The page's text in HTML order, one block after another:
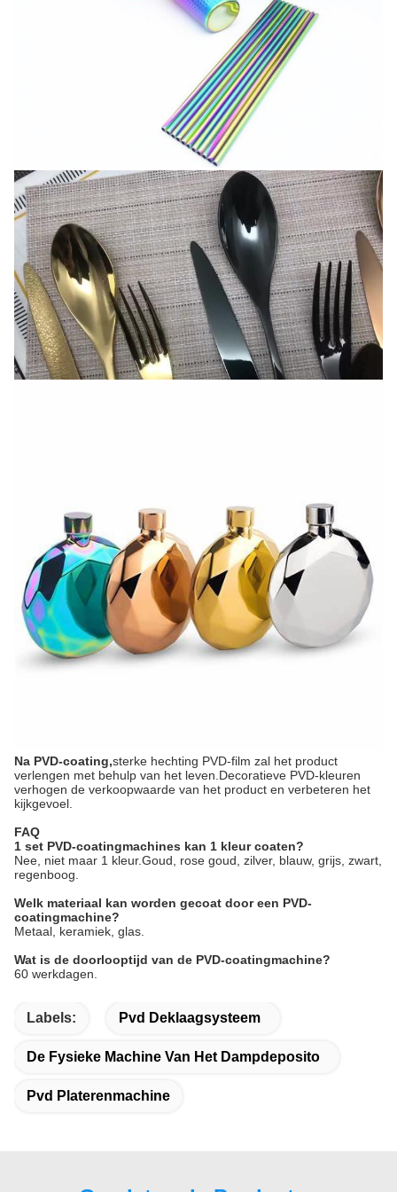
Na PVD-coating,sterke hechting PVD-film zal het product
verlengen met behulp van het leven.Decoratieve PVD-kleuren
verhogen de verkoopwaarde van het product en verbeteren het
kijkgevoel.
FAQ
1 set PVD-coatingmachines kan 1 kleur coaten?
Nee, niet maar 1 kleur.Goud, rose goud, zilver, blauw, grijs, zwart,
regenboog.
Welk materiaal kan worden gecoat door een PVD-
coatingmachine?
Metaal, keramiek, glas.
Wat is de doorlooptijd van de PVD-coatingmachine?
60 werkdagen.
Labels: Pvd Deklaagsysteem
De Fysieke Machine Van Het Dampdeposito
Pvd Platerenmachine